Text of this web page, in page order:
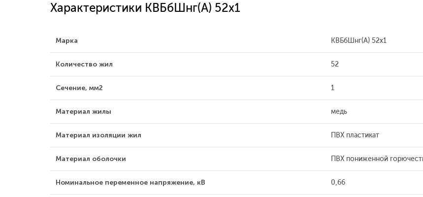
Характеристики КВБбШнг(А) 52х1
Марка КВБбШнг(А) 52х1
Количество жил 52
Сечение, мм2 1
Материал жилы медь
Материал изоляции жил ПВХ пластикат
Материал оболочки ПВХ пониженной
Номинальное переменное напряжение, кВ 0,66